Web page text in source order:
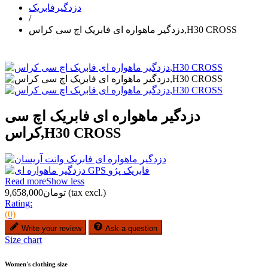
دزدگیرفابریک
/
دزدگیر ماهواره ای فابریک اچ سی کراس,H30 CROSS
دزدگیر ماهواره ای فابریک اچ سی
کراس,H30 CROSS
Read moreShow less
تومان9,658,000 (tax excl.)
Rating:
(0)
Write your review Ask a question
Size chart
Women's clothing size